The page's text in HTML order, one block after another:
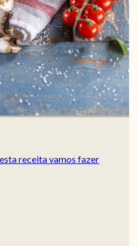
receita vamos fazer